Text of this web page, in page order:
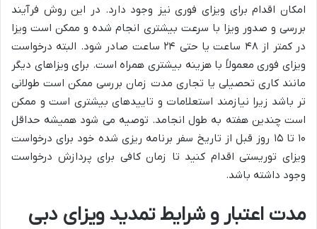
امکان اقدام برای ویزای فوری نیز وجود دارد. در این روش فرآیند
بررسی و صدور ویزا با سرعت بیشتری انجام شده و ممکن است ویزا
در کمتر از ۴۸ ساعت یا حتی ۲۴ ساعت صادر شود. البته درخواست
ویزای فوری معمولاً با هزینه بیشتری همراه است. برای ویزاهای دیگر
مانند کاری تحصیلی یا تجاری مدت زمان بررسی ممکن است طولانی
تر باشد زیرا نیازمند استعلامات و تاییدهای بیشتری است و ممکن
است چندین هفته به طول انجامد. توصیه می شود همیشه حداقل
۱۰ تا ۱۵ روز قبل از تاریخ سفر برنامه ریزی شده خود برای درخواست
ویزای توریستی اقدام کنید تا زمان کافی برای پردازش درخواست
وجود داشته باشد.
مدت اعتبار و شرایط تمدید ویزای دبی